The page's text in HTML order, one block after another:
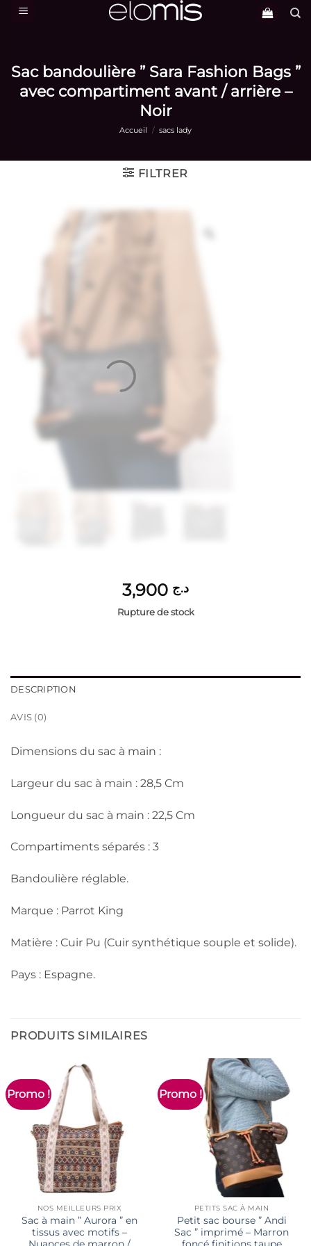
Passer
Sac bandoulière ” Sara Fashion Bags ”
avec compartiment avant / arrière –
Noir
Accueil / sacs lady
FILTRER
د.ج
Rupture de stock
DESCRIPTION
AVIS (0)
Dimensions du sac à main :
Largeur du sac à main : 28,5 Cm
Longueur du sac à main : 22,5 Cm
Compartiments séparés : 3
Bandoulière réglable.
Marque : Parrot King
Matière : Cuir Pu (Cuir synthétique souple et solide).
Pays : Espagne.
PRODUITS SIMILAIRES
Promo !
NOS MEILLEURS PRIX
Sac à main ” Aurora ” en
tissus avec motifs –
Promo !
PETITS SAC À MAIN
Petit sac bourse ” Andi
Sac ” imprimé – Marron